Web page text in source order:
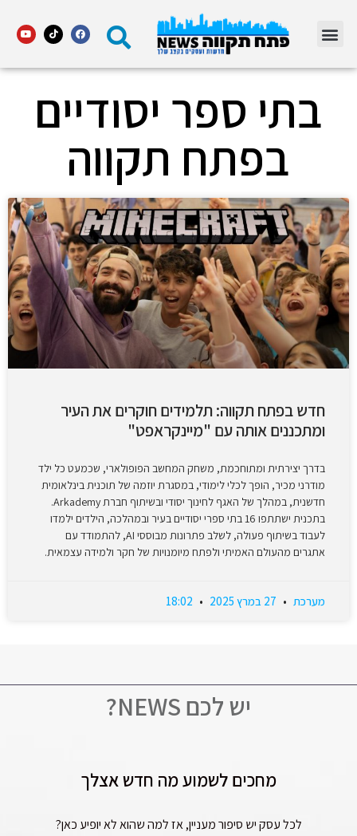
בתי ספר יסודיים
בפתח תקווה
חדש בפתח תקווה: תלמידים חוקרים את העיר
ומתכננים אותה עם "מיינקראפט"
בדרך יצירתית ומתוחכמת, משחק המחשב הפופולארי, שכמעט כל ילד
מודרני מכיר, הופך לכלי לימודי, במסגרת יוזמה של תוכנית בינלאומית
חדשנית, במהלך של האגף לחינוך יסודי ובשיתוף חברת Arkademy.
בתכנית ישתתפו 16 בתי ספרי יסודיים בעיר ובמהלכה, הילדים ילמדו
לעבוד בשיתוף פעולה, לשלב פתרונות מבוססי AI, להתמודד עם
אתגרים מהעולם האמיתי ולפתח מיומנויות של חקר ולמידה עצמאית.
מערכת
יש לכם NEWS?
מחכים לשמוע מה חדש אצלך
לכל עסק יש סיפור מעניין, אז למה שהוא לא יופיע כאן?